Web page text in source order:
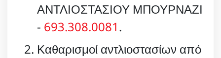
ΑΝΤΛΙΟΣΤΑΣΙΟΥ ΜΠΟΥΡΝΑΖΙ
- 693.308.0081.
Καθαρισμοί αντλιοστασίων από